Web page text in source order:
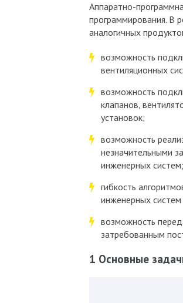
Аппаратно-
программирования. В
аналогичных
возможность
вентиляционных
возможность
клапанов,
установок;
возможность
незначительными
инженерных систем;
гибкость
инженерных систем
возможность
затребованным
1 Основные